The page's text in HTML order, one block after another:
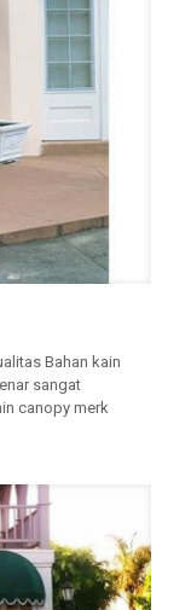
Bahan kain
sangat
canopy merk